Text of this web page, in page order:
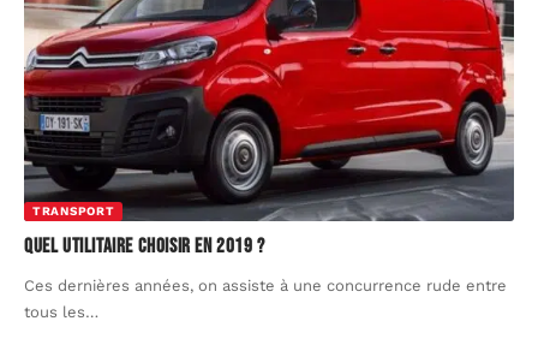
TRANSPORT
Quel utilitaire choisir en 2019 ?
Ces dernières années, on assiste à une concurrence rude entre
tous les…